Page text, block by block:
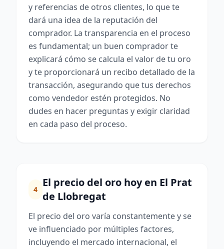
y referencias de otros clientes, lo que te
dará una idea de la reputación del
comprador. La transparencia en el proceso
es fundamental; un buen comprador te
explicará cómo se calcula el valor de tu oro
y te proporcionará un recibo detallado de la
transacción, asegurando que tus derechos
como vendedor estén protegidos. No
dudes en hacer preguntas y exigir claridad
en cada paso del proceso.
4
El precio del oro hoy en El Prat
de Llobregat
El precio del oro varía constantemente y se
ve influenciado por múltiples factores,
incluyendo el mercado internacional, el